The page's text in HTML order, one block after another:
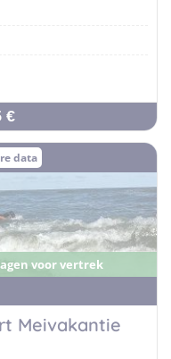
€
data
voor vertrek
Meivakantie